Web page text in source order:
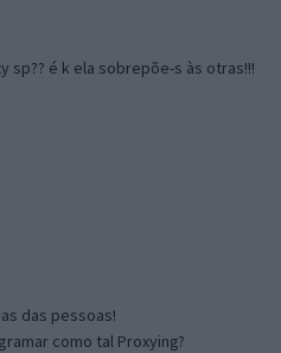
sp?? é k ela sobrepõe-s às otras!!!
das pessoas!
como tal Proxying?